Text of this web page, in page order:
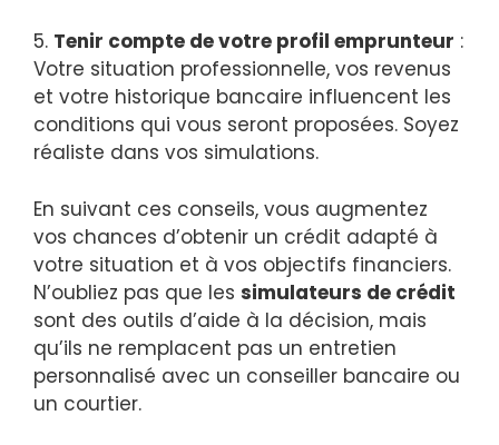
5. Tenir compte de votre profil emprunteur :
Votre situation professionnelle, vos revenus
et votre historique bancaire influencent les
conditions qui vous seront proposées. Soyez
réaliste dans vos simulations.
En suivant ces conseils, vous augmentez
vos chances d’obtenir un crédit adapté à
votre situation et à vos objectifs financiers.
N’oubliez pas que les simulateurs de crédit
sont des outils d’aide à la décision, mais
qu’ils ne remplacent pas un entretien
personnalisé avec un conseiller bancaire ou
un courtier.